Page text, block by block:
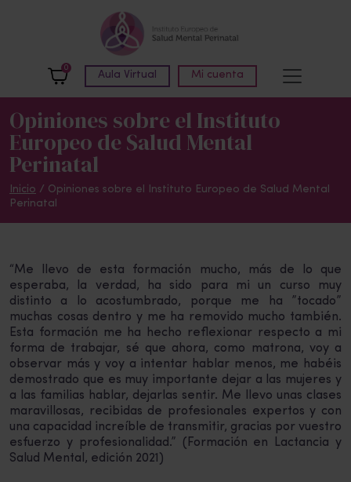
0
Aula Virtual Mi cuenta
Opiniones sobre el Instituto
Europeo de Salud Mental
Perinatal
Inicio / Opiniones sobre el Instituto Europeo de Salud Mental
Perinatal
“Me llevo de esta formación mucho, más de lo que
esperaba, la verdad, ha sido para mi un curso muy
distinto a lo acostumbrado, porque me ha ”tocado”
muchas cosas dentro y me ha removido mucho también.
Esta formación me ha hecho reflexionar respecto a mi
forma de trabajar, sé que ahora, como matrona, voy a
observar más y voy a intentar hablar menos, me habéis
demostrado que es muy importante dejar a las mujeres y
a las familias hablar, dejarlas sentir. Me llevo unas clases
maravillosas, recibidas de profesionales expertos y con
una capacidad increíble de transmitir, gracias por vuestro
esfuerzo y profesionalidad.” (Formación en Lactancia y
Salud Mental, edición 2021)